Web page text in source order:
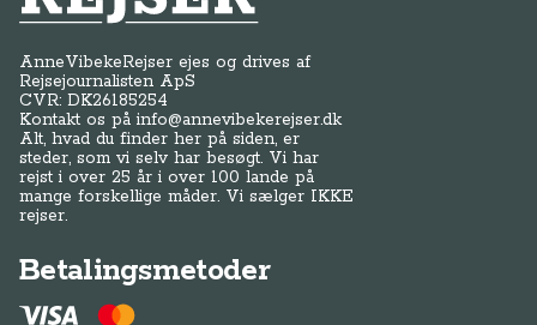
AnneVibekeRejser ejes og drives af
Rejsejournalisten ApS
CVR: DK26185254
Kontakt os påinfo@annevibekerejser.dk
Alt, hvad du finder her på siden, er
steder, som vi selv har besøgt. Vi har
rejst i over 25 år i over 100 lande på
mange forskellige måder. Vi sælger IKKE
rejser.
Betalingsmetoder